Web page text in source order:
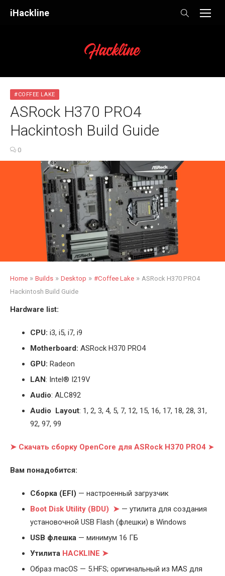
iHackline
#COFFEE LAKE
ASRock H370 PRO4
Hackintosh Build Guide
0
Home » Builds » Desktop » #Coffee Lake » ASRock H370 PRO4
Hackintosh Build Guide
Hardware list:
CPU: i3, i5, i7, i9
Motherboard: ASRock H370 PRO4
GPU: Radeon
LAN: Intel® I219V
Audio: ALC892
Audio Layout: 1, 2, 3, 4, 5, 7, 12, 15, 16, 17, 18, 28, 31,
92, 97, 99
➤ Скачать сборку OpenCore для ASRock H370 PRO4 ➤
Вам понадобится:
Cборка (EFI) — настроенный загрузчик
Boot Disk Utility (BDU) ➤ — утилита для создания
установочной USB Flash (флешки) в Windows
USB флешка — минимум 16 ГБ
Утилита HACKLINE ➤
Образ macOS — 5.HFS; оригинальный из MAS для